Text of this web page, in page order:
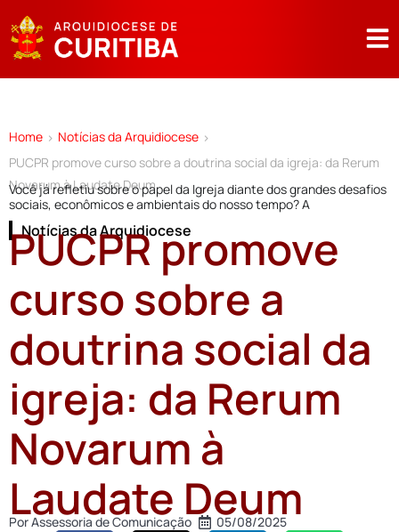
Home > Notícias da Arquidiocese >
PUCPR promove curso sobre a doutrina social da igreja: da Rerum
Novarum à Laudate Deum
Você já refletiu sobre o papel da Igreja diante dos grandes desafios
sociais, econômicos e ambientais do nosso tempo? A
Notícias da Arquidiocese
PUCPR promove
curso sobre a
doutrina social da
igreja: da Rerum
Novarum à
Laudate Deum
PorAssessoria de Comunicação 05/08/2025